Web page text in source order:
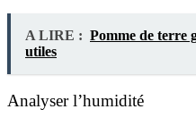
A LIRE : Pomme de terre
utiles
Analyser l’humidité